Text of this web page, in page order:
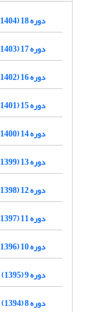
دوره 18 (1404)
دوره 17 (1403)
دوره 16 (1402)
دوره 15 (1401)
دوره 14 (1400)
دوره 13 (1399)
دوره 12 (1398)
دوره 11 (1397)
دوره 10 (1396)
دوره 9 (1395)
دوره 8 (1394)